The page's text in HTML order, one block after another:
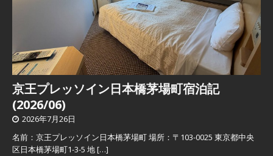
京王プレッソイン日本橋茅場町宿泊記
(2026/06)
2026年7月26日
名前：京王プレッソイン日本橋茅場町 場所：〒103-0025 東京都中央
区日本橋茅場町1-3-5 地[…]